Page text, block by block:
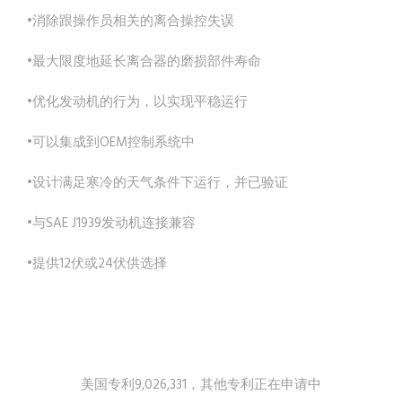
•消除跟操作员相关的离合操控失误
•最大限度地延长离合器的磨损部件寿命
•优化发动机的行为，以实现平稳运行
•可以集成到OEM控制系统中
•设计满足寒冷的天气条件下运行，并已验证
•与SAE J1939发动机连接兼容
•提供12伏或24伏供选择
美国专利9,026,331，其他专利正在申请中